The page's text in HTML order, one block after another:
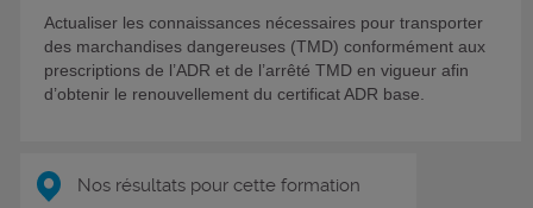
Actualiser les connaissances nécessaires pour transporter
des marchandises dangereuses (TMD) conformément aux
prescriptions de l’ADR et de l’arrêté TMD en vigueur afin
d’obtenir le renouvellement du certificat ADR base.
Nos résultats pour cette formation